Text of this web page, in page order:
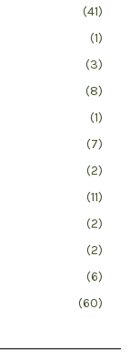
(41)
(1)
(3)
(8)
(1)
(7)
(2)
(11)
(2)
(2)
(6)
(60)